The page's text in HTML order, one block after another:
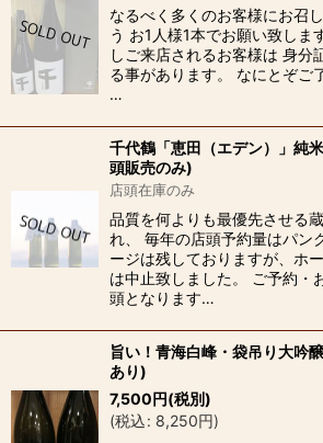
なるべく多くのお客様にお召
う お1人様1本でお願い致しま
しご来店されるお客様は 身分
る事があります。 なにとぞご
…
千代鶴「恵田（エデン）」純
頭販売のみ)
店頭在庫のみ
品質を何よりも最優先させる
れ、 毎年の店頭予約量はパン
ージは残しておりますが、ホ
は中止致しました。 ご予約・
頭となります…
旨い！青海白峰・袋吊り大吟
あり)
7,500円(税別)
(税込: 8,250円)